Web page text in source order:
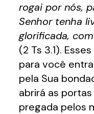
rogai por nós,
Senhor tenha
glorificada,
(2 Ts 3.1).
para você
pela Sua
abrirá as
pregada pelos